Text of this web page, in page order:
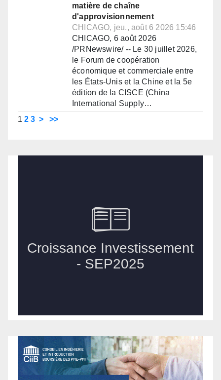
matière de chaîne
d'approvisionnement
CHICAGO, jeu., août 6 2026 15:46
CHICAGO, 6 août 2026
/PRNewswire/ -- Le 30 juillet 2026,
le Forum de coopération
économique et commerciale entre
les États-Unis et la Chine et la 5e
édition de la CISCE (China
International Supply…
1 2 3 > >>